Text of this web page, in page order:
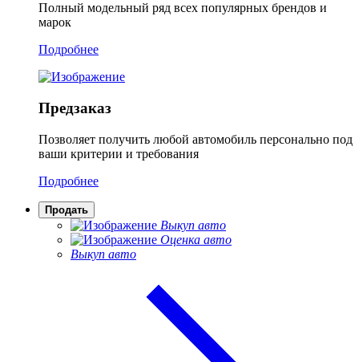
Полный модельный ряд всех популярных брендов и
марок
Подробнее
Предзаказ
Позволяет получить любой автомобиль персонально под
ваши критерии и требования
Подробнее
Продать
Выкуп авто
Оценка авто
Выкуп авто